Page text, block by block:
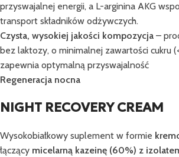
przyswajalnej energii, a L-arginina AKG
transport składników odżywczych.
Czysta, wysokiej jakości kompozycja –
bez laktozy, o minimalnej zawartości cukru
zapewnia optymalną przyswajalność
Regeneracja nocna
NIGHT RECOVERY CREAM
Wysokobiałkowy suplement w formie
łączący micelarną kazeinę (60%) z